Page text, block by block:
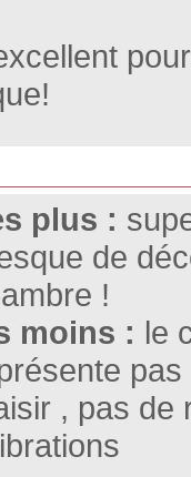
plus :
de
!
moins : le
, pas de